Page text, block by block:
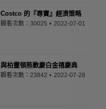
Costco 的『尋寶』經濟策略
觀看次數：30025 2022-07-01
與柏靈頓熊歡慶白金禧慶典
觀看次數：23842 2022-07-28